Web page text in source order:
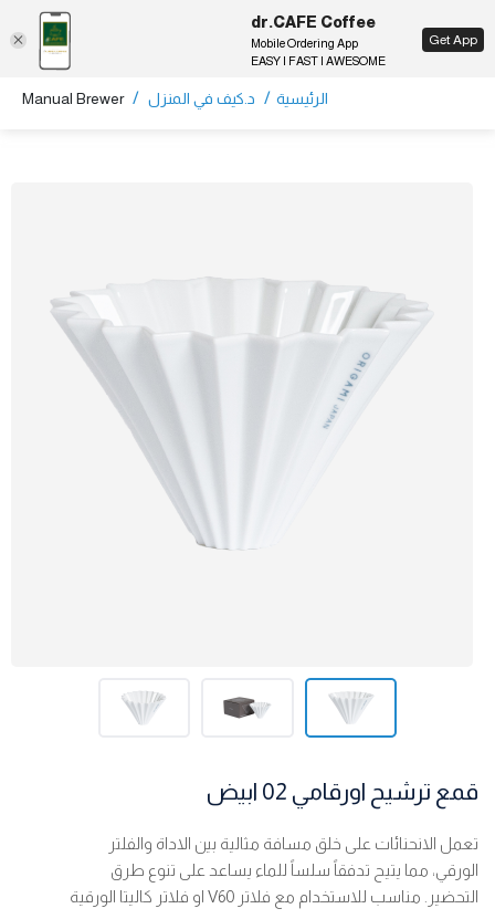
EN
الرئيسية / د.كيف في المنزل /
Manual Brewer
قمع ترشيح اورقامي 02 ابيض
تعمل الانحنائات على خلق مسافة مثالية بين الاداة والفلتر
الورقي، مما يتيح تدفقاً سلساً للماء يساعد على تنوع طرق
التحضير. مناسب للاستخدام مع فلاتر V60 او فلاتر كاليتا الورقية
dr.CAFE Coffee
Mobile Ordering App
EASY | FAST | AWESOME
Get App